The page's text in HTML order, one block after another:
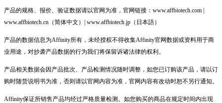
产品的规格、报价、验证数据请以官网为准，官网链接：www.affbiotech.com |
www.affbiotech.cn（简体中文）| www.affbiotech.jp（日本語）
产品的数据信息为Affinity所有，未经授权不得收集Affinity官网数据或资料用于商
业用途，对抄袭产品数据的行为我们将保留诉诸法律的权利。
产品相关数据会因产品批次、产品检测情况随时调整，如您已订购该产品，请以订
购时随货说明书为准，否则请以官网内容为准，官网内容有改动时恕不另行通知。
Affinity保证所销售产品均经过严格质量检测。如您购买的商品在规定时间内出现